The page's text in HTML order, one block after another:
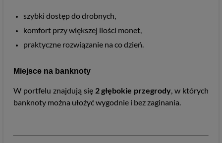
szybki dostęp do drobnych,
komfort przy większej ilości monet,
praktyczne rozwiązanie na co dzień.
Miejsce na banknoty
W portfelu znajdują się 2 głębokie przegrody, w których
banknoty można ułożyć wygodnie i bez zaginania.